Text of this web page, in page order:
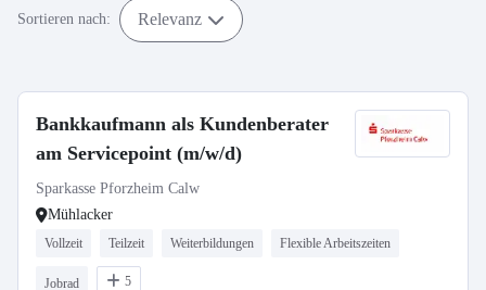
Sortieren nach: Relevanz
Bankkaufmann als Kundenberater
am Servicepoint (m/w/d)
Sparkasse Pforzheim Calw
Mühlacker
Vollzeit Teilzeit Weiterbildungen Flexible Arbeitszeiten
Jobrad 5